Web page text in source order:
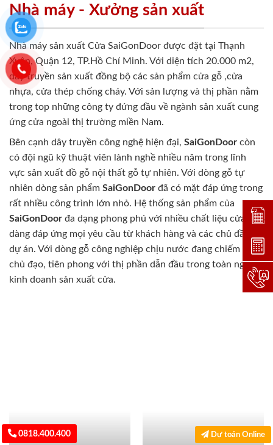
Nhà máy - Xưởng sản xuất
Nhà máy sản xuất Cửa SaiGonDoor được đặt tại Thạnh
Xuân, Quận 12, TP.Hồ Chí Minh. Với diện tích 20.000 m2,
dây truyền sản xuất đồng bộ các sản phẩm cửa gỗ ,cửa
nhựa, cửa thép chống cháy. Với sản lượng và thị phần nằm
trong top những công ty đứng đầu về ngành sản xuất cung
ứng cửa ngoài thị trường miền Nam.
Bên cạnh dây truyền công nghệ hiện đại, SaiGonDoor còn
có đội ngũ kỹ thuật viên lành nghề nhiều năm trong lĩnh
vực sản xuất đồ gỗ nội thất gỗ tự nhiên. Với dòng gỗ tự
nhiên dòng sản phẩm SaiGonDoor đã có mặt đáp ứng trong
rất nhiều công trình lớn nhỏ. Hệ thống sản phẩm của
SaiGonDoor đa dạng phong phú với nhiều chất liệu cửa dễ
dàng đáp ứng mọi yêu cầu từ khách hàng và các chủ đầu tư
dự án. Với dòng gỗ công nghiệp chịu nước đang chiếm vị trí
chủ đạo, tiên phong với thị phần dẫn đầu trong toàn ngành
kinh doanh sản xuất cửa.
0818.400.400 Dự toán Online
Đặt
Dự